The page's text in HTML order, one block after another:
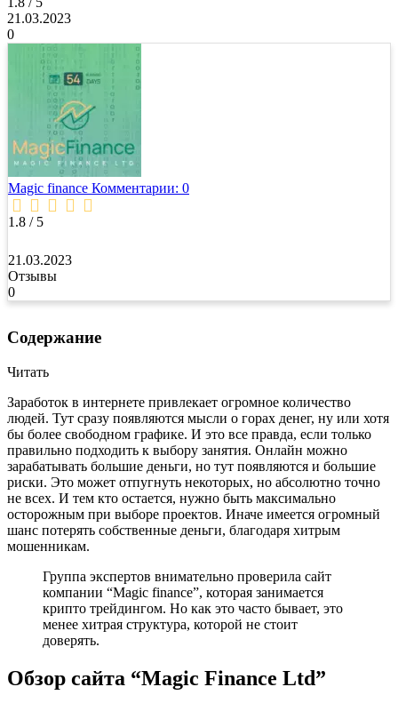
21.03.2023
0
Magic finance Комментарии: 0
1.8 / 5
21.03.2023
Отзывы
0
Содержание
Читать
Заработок в интернете привлекает огромное количество
людей. Тут сразу появляются мысли о горах денег, ну или хотя
бы более свободном графике. И это все правда, если только
правильно подходить к выбору занятия. Онлайн можно
зарабатывать большие деньги, но тут появляются и большие
риски. Это может отпугнуть некоторых, но абсолютно точно
не всех. И тем кто остается, нужно быть максимально
осторожным при выборе проектов. Иначе имеется огромный
шанс потерять собственные деньги, благодаря хитрым
мошенникам.
Группа экспертов внимательно проверила сайт
компании “Magic finance”, которая занимается
крипто трейдингом. Но как это часто бывает, это
менее хитрая структура, которой не стоит
доверять.
Обзор сайта “Magic Finance Ltd”